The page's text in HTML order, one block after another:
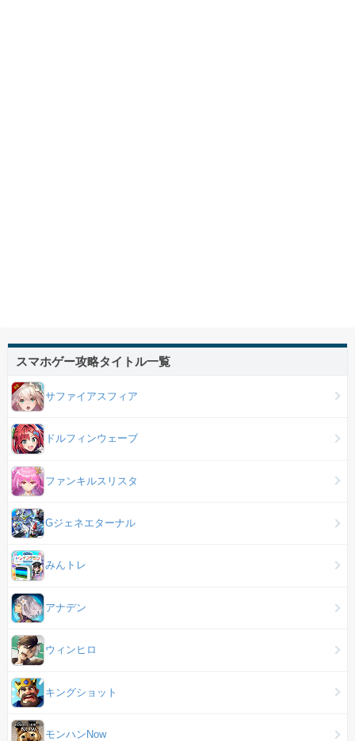
スマホゲー攻略タイトル一覧
サファイアスフィア
ドルフィンウェーブ
ファンキルスリスタ
Gジェネエターナル
みんトレ
アナデン
ウィンヒロ
キングショット
モンハンNow